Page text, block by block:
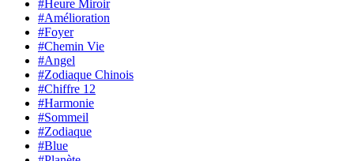
#Heure Miroir
#Amélioration
#Foyer
#Chemin Vie
#Angel
#Zodiaque Chinois
#Chiffre 12
#Harmonie
#Sommeil
#Zodiaque
#Blue